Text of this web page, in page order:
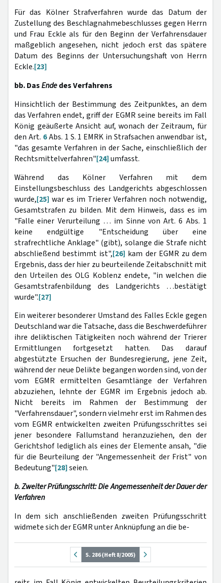
Für das Kölner Strafverfahren wurde das Datum der
Zustellung des Beschlagnahmebeschlusses gegen Herrn
und Frau Eckle als für den Beginn der Verfahrensdauer
maßgeblich angesehen, nicht jedoch erst das spätere
Datum des Beginns der Untersuchungshaft von Herrn
Eckle.[23]
bb. DasEndedes Verfahrens
Hinsichtlich der Bestimmung des Zeitpunktes, an dem
das Verfahren endet, griff der EGMR seine bereits im Fall
König geäußerte Ansicht auf, wonach der Zeitraum, für
den Art. 6Abs. 1 S. 1 EMRK in Strafsachen anwendbar ist,
"das gesamte Verfahren in der Sache, einschließlich der
Rechtsmittelverfahren"[24]umfasst.
Während das Kölner Verfahren mit dem
Einstellungsbeschluss des Landgerichts abgeschlossen
wurde,[25] war es im Trierer Verfahren noch notwendig,
Gesamtstrafen zu bilden. Mit dem Hinweis, dass es im
"Falle einer Verurteilung … im Sinne von Art. 6 Abs. 1
keine endgültige "Entscheidung über eine
strafrechtliche Anklage" (gibt), solange die Strafe nicht
abschließend bestimmt ist",[26] kam der EGMR zu dem
Ergebnis, dass der hier zu beurteilende Zeitabschnitt mit
den Urteilen des OLG Koblenz endete, "in welchen die
Gesamtstrafenbildung
des Landgerichts …bestätigt
wurde".[27]
Ein weiterer besonderer Umstand des Falles Eckle gegen
Deutschland war die Tatsache, dass die Beschwerdeführer
ihre deliktischen Tätigkeiten noch während der Trierer
Ermittlungen fortgesetzt hatten. Das darauf
abgestützte Ersuchen der Bundesregierung, jene Zeit,
während der neue Delikte begangen worden sind, von der
vom EGMR ermittelten Gesamtlänge der Verfahren
abzuziehen, lehnte der EGMR im Ergebnis jedoch ab.
Nicht bereits im Rahmen der Bestimmung der
"Verfahrensdauer", sondern vielmehr erst im Rahmen des
vom EGMR entwickelten zweiten Prüfungsschrittes sei
jener besondere Fallumstand heranzuziehen, den der
Gerichtshof lediglich als eines der Elemente ansah, "die
für die Beurteilung der "Angemessenheit der Frist" von
Bedeutung"[28]seien.
b. Zweiter Prüfungsschritt: Die Angemessenheit der Dauer der
Verfahren
In dem sich anschließenden zweiten Prüfungsschritt
widmete sich der EGMR unter Anknüpfung an die be-
S. 286 (Heft 8/2005)